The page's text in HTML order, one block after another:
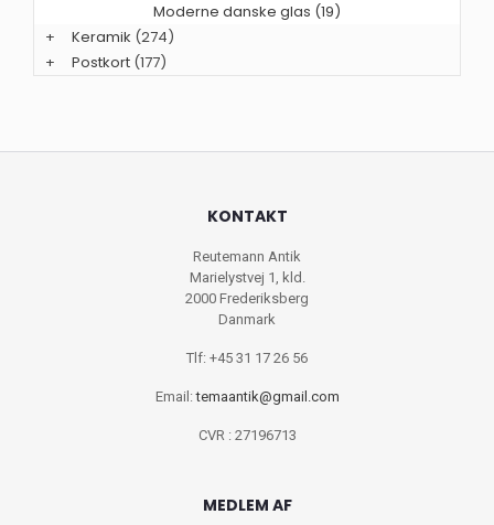
Moderne danske glas (19)
+
Keramik (274)
+
Postkort (177)
KONTAKT
Reutemann Antik
Marielystvej 1, kld.
2000 Frederiksberg
Danmark
Tlf: +45 31 17 26 56
Email:temaantik@gmail.com
CVR : 27196713
MEDLEM AF